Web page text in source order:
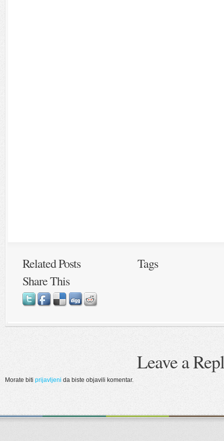
Related Posts
Tags
Share This
Leave a
Morate biti prijavljeni da biste objavili komentar.